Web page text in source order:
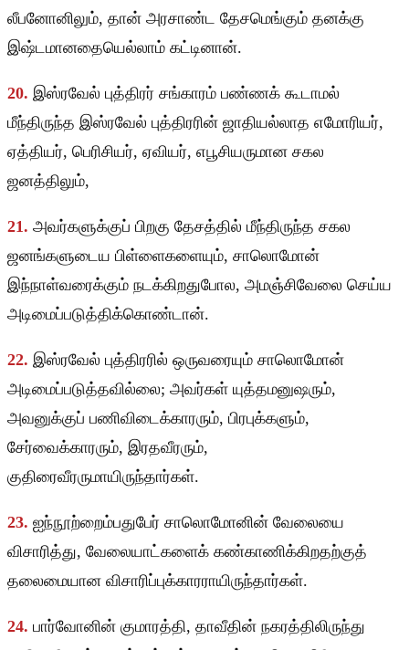
லீபனோனிலும், தான் அரசாண்ட தேசமெங்கும் தனக்கு
இஷ்டமானதையெல்லாம் கட்டினான்.
20. இஸ்ரவேல் புத்திரர் சங்காரம் பண்ணக் கூடாமல்
மீந்திருந்த இஸ்ரவேல் புத்திரரின் ஜாதியல்லாத எமோரியர்,
ஏத்தியர், பெரிசியர், ஏவியர், எபூசியருமான சகல
ஜனத்திலும்,
21. அவர்களுக்குப் பிறகு தேசத்தில் மீந்திருந்த சகல
ஜனங்களுடைய பிள்ளைகளையும், சாலொமோன்
இந்நாள்வரைக்கும் நடக்கிறதுபோல, அமஞ்சிவேலை செய்ய
அடிமைப்படுத்திக்கொண்டான்.
22. இஸ்ரவேல் புத்திரரில் ஒருவரையும் சாலொமோன்
அடிமைப்படுத்தவில்லை; அவர்கள் யுத்தமனுஷரும்,
அவனுக்குப் பணிவிடைக்காரரும், பிரபுக்களும்,
சேர்வைக்காரரும், இரதவீரரும்,
குதிரைவீரருமாயிருந்தார்கள்.
23. ஐந்நூற்றைம்பதுபேர் சாலொமோனின் வேலையை
விசாரித்து, வேலையாட்களைக் கண்காணிக்கிறதற்குத்
தலைமையான விசாரிப்புக்காரராயிருந்தார்கள்.
24. பார்வோனின் குமாரத்தி, தாவீதின் நகரத்திலிருந்து